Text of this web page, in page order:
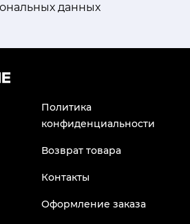
данных
Политика
конфиденциальности
Возврат товара
Контакты
Оформление заказа